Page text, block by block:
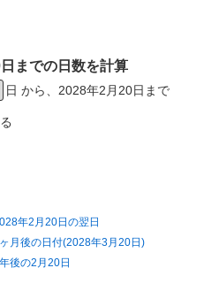
までの日数を計算
日 から、2028年2月20日まで
年2月20日の翌日
月後の日付(2028年3月20日)
後の2月20日